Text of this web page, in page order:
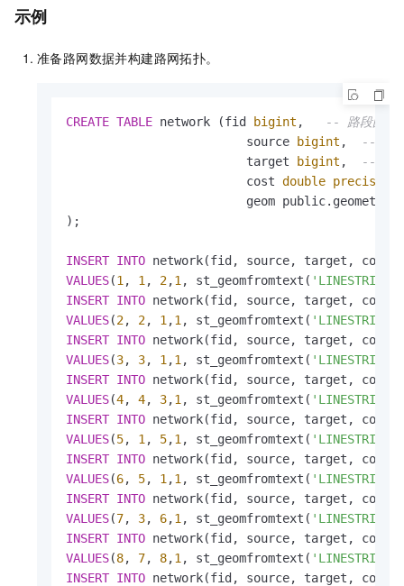
示例
准备路网数据并构建路网拓扑。
CREATE TABLE network (fid bigint ,
-- 路段的唯
                         source
bigint ,
-- 路
                         target
bigint ,
-- 路
                         cost
double precision
geom
);
INSERT INTO
VALUES(1 , 1 , 2,1 , st_geomfromtext(
INSERT INTO
VALUES(2, 2, 1 ,1 , st_geomfromtext(
INSERT INTO
VALUES(3, 3, 1 ,1 , st_geomfromtext(
INSERT INTO
VALUES(4, 4, 3,1 , st_geomfromtext(
INSERT INTO
VALUES(5, 1 , 5,1 , st_geomfromtext(
INSERT INTO
VALUES(6, 5, 1 ,1 , st_geomfromtext(
INSERT INTO
VALUES(7, 3, 6,1 , st_geomfromtext(
INSERT INTO
VALUES(8, 7, 8,1 , st_geomfromtext(
INSERT INTO